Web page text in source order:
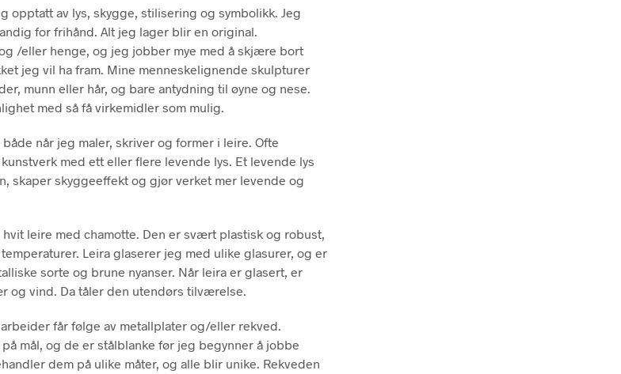
opptatt av lys, skygge, stilisering og symbolikk. Jeg
for frihånd. Alt jeg lager blir en original.
/eller henge, og jeg jobber mye med å skjære bort
jeg vil ha fram. Mine menneskelignende skulpturer
munn eller hår, og bare antydning til øyne og nese.
med så få virkemidler som mulig.
når jeg maler, skriver og former i leire. Ofte
med ett eller flere levende lys. Et levende lys
skaper skyggeeffekt og gjør verket mer levende og
leire med chamotte. Den er svært plastisk og robust,
Leira glaserer jeg med ulike glasurer, og er
sorte og brune nyanser. Når leira er glasert, er
og vind. Da tåler den utendørs tilværelse.
får følge av metallplater og/eller rekved.
mål, og de er stålblanke før jeg begynner å jobbe
dem på ulike måter, og alle blir unike. Rekveden